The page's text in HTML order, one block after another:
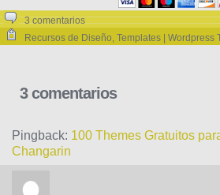
3 comentarios
Recursos de Diseño, Templates | Wordpress
3 comentarios
Pingback: 100 Themes Gratuitos
Changarin